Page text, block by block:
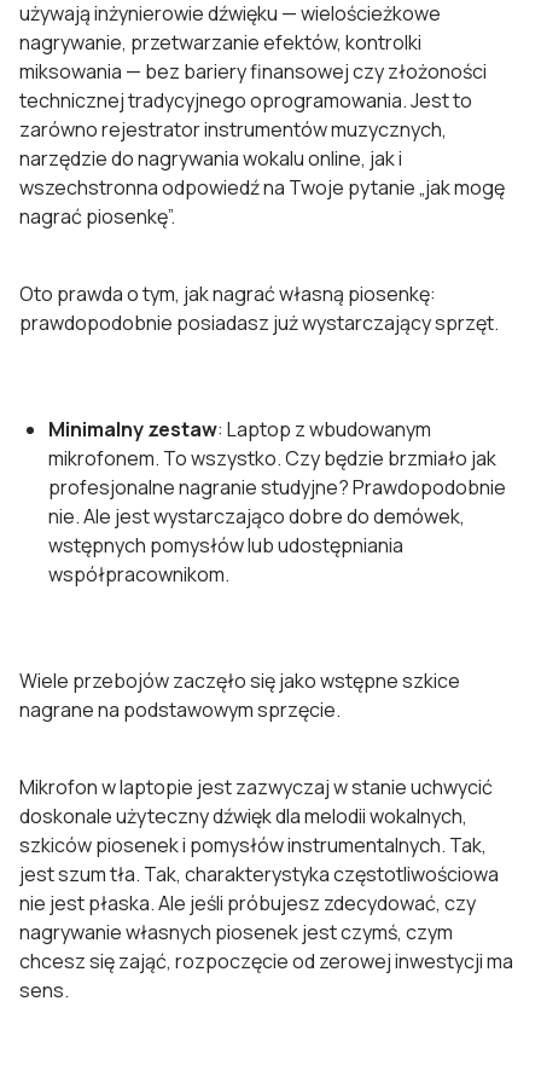
używają inżynierowie dźwięku — wielościeżkowe
nagrywanie, przetwarzanie efektów, kontrolki
miksowania — bez bariery finansowej czy złożoności
technicznej tradycyjnego oprogramowania. Jest to
zarówno rejestrator instrumentów muzycznych,
narzędzie do nagrywania wokalu online, jak i
wszechstronna odpowiedź na Twoje pytanie „jak mogę
nagrać piosenkę”.
Oto prawda o tym, jak nagrać własną piosenkę:
prawdopodobnie posiadasz już wystarczający sprzęt.
Minimalny zestaw: Laptop z wbudowanym
mikrofonem. To wszystko. Czy będzie brzmiało jak
profesjonalne nagranie studyjne? Prawdopodobnie
nie. Ale jest wystarczająco dobre do demówek,
wstępnych pomysłów lub udostępniania
współpracownikom.
Wiele przebojów zaczęło się jako wstępne szkice
nagrane na podstawowym sprzęcie.
Mikrofon w laptopie jest zazwyczaj w stanie uchwycić
doskonale użyteczny dźwięk dla melodii wokalnych,
szkiców piosenek i pomysłów instrumentalnych. Tak,
jest szum tła. Tak, charakterystyka częstotliwościowa
nie jest płaska. Ale jeśli próbujesz zdecydować, czy
nagrywanie własnych piosenek jest czymś, czym
chcesz się zająć, rozpoczęcie od zerowej inwestycji ma
sens.